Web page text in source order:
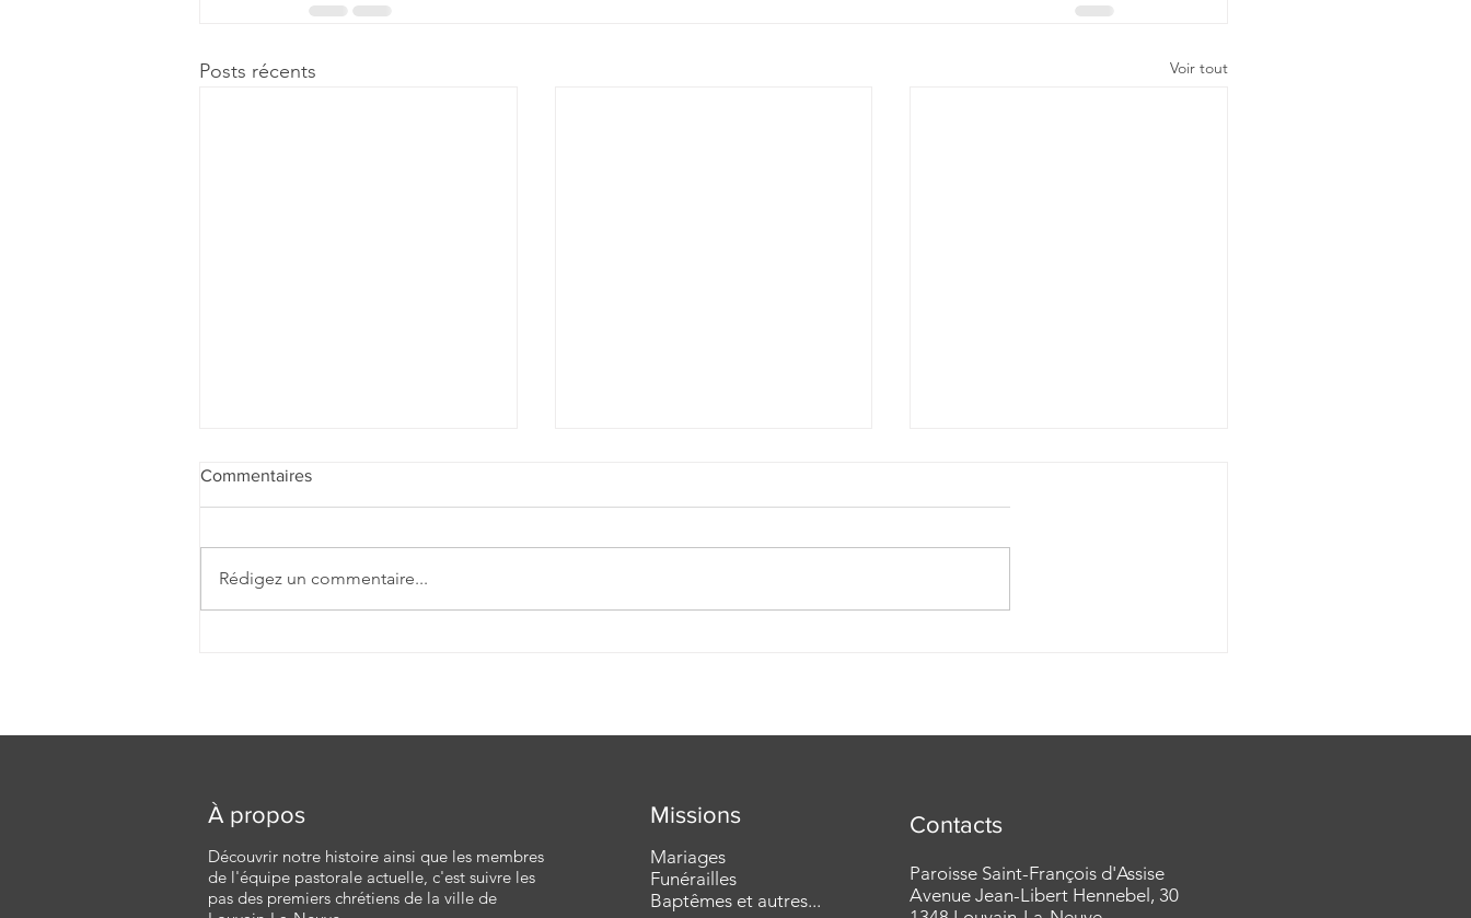
Posts récents Voir tout
Commentaires
Rédigez un commentaire...
À propos
Découvrir notre histoire ainsi que les membres
de l'équipe pastorale actuelle, c'est suivre les
pas des premiers chrétiens de la ville de
Missions
Mariages
Funérailles
Baptêmes et autres...
Contacts
Paroisse Saint-François d'Assise
Avenue Jean-Libert Hennebel, 30